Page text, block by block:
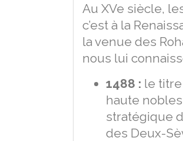
Au XVe siècle,
c’est à la
la venue des
nous lui
1488 : le
haute
stratégique
des Deux-